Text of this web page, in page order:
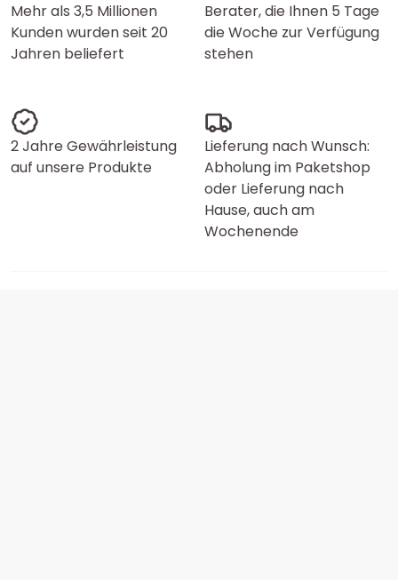
Mehr als 3,5 Millionen
Kunden wurden seit 20
Jahren beliefert
Berater, die Ihnen 5 Tage
die Woche zur Verfügung
stehen
2 Jahre Gewährleistung
auf unsere Produkte
Lieferung nach Wunsch:
Abholung im Paketshop
oder Lieferung nach
Hause, auch am
Wochenende